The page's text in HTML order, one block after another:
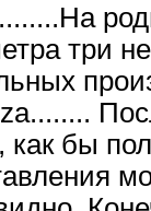
три
как бы